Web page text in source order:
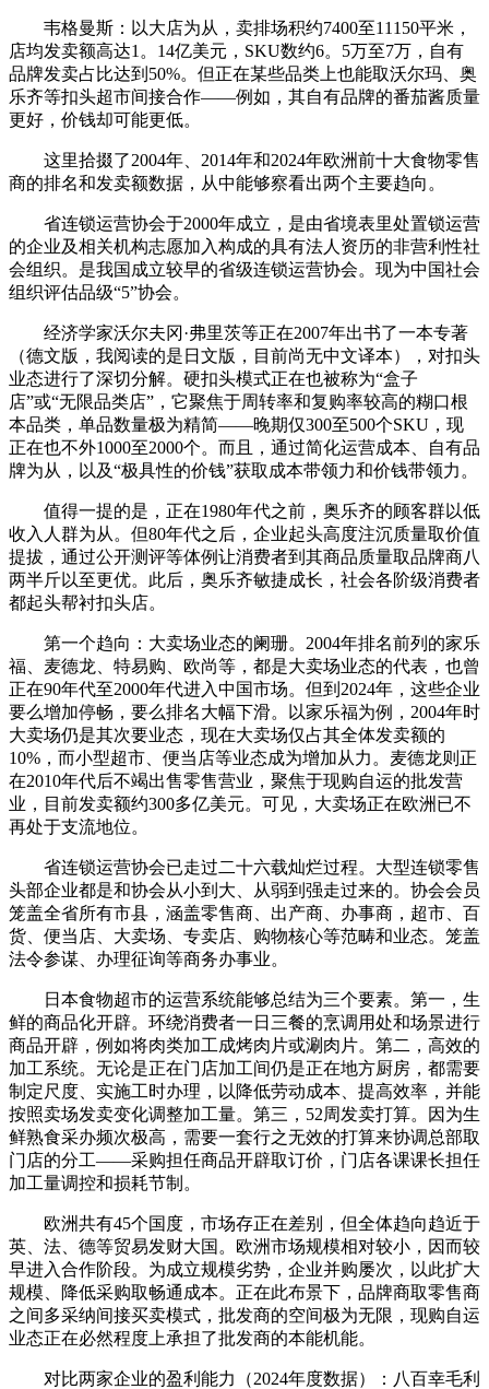
韦格曼斯：以大店为从，卖排场积约7400至11150平米，
店均发卖额高达1。14亿美元，SKU数约6。5万至7万，自有
品牌发卖占比达到50%。但正在某些品类上也能取沃尔玛、奥
乐齐等扣头超市间接合作——例如，其自有品牌的番茄酱质量
更好，价钱却可能更低。
这里拾掇了2004年、2014年和2024年欧洲前十大食物零售
商的排名和发卖额数据，从中能够察看出两个主要趋向。
省连锁运营协会于2000年成立，是由省境表里处置锁运营
的企业及相关机构志愿加入构成的具有法人资历的非营利性社
会组织。是我国成立较早的省级连锁运营协会。现为中国社会
组织评估品级“5”协会。
经济学家沃尔夫冈·弗里茨等正在2007年出书了一本专著
（德文版，我阅读的是日文版，目前尚无中文译本），对扣头
业态进行了深切分解。硬扣头模式正在也被称为“盒子
店”或“无限品类店”，它聚焦于周转率和复购率较高的糊口根
本品类，单品数量极为精简——晚期仅300至500个SKU，现
正在也不外1000至2000个。而且，通过简化运营成本、自有品
牌为从，以及“极具性的价钱”获取成本带领力和价钱带领力。
值得一提的是，正在1980年代之前，奥乐齐的顾客群以低
收入人群为从。但80年代之后，企业起头高度注沉质量取价值
提拔，通过公开测评等体例让消费者到其商品质量取品牌商八
两半斤以至更优。此后，奥乐齐敏捷成长，社会各阶级消费者
都起头帮衬扣头店。
第一个趋向：大卖场业态的阑珊。2004年排名前列的家乐
福、麦德龙、特易购、欧尚等，都是大卖场业态的代表，也曾
正在90年代至2000年代进入中国市场。但到2024年，这些企业
要么增加停畅，要么排名大幅下滑。以家乐福为例，2004年时
大卖场仍是其次要业态，现在大卖场仅占其全体发卖额的
10%，而小型超市、便当店等业态成为增加从力。麦德龙则正
在2010年代后不竭出售零售营业，聚焦于现购自运的批发营
业，目前发卖额约300多亿美元。可见，大卖场正在欧洲已不
再处于支流地位。
省连锁运营协会已走过二十六载灿烂过程。大型连锁零售
头部企业都是和协会从小到大、从弱到强走过来的。协会会员
笼盖全省所有市县，涵盖零售商、出产商、办事商，超市、百
货、便当店、大卖场、专卖店、购物核心等范畴和业态。笼盖
法令参谋、办理征询等商务办事业。
日本食物超市的运营系统能够总结为三个要素。第一，生
鲜的商品化开辟。环绕消费者一日三餐的烹调用处和场景进行
商品开辟，例如将肉类加工成烤肉片或涮肉片。第二，高效的
加工系统。无论是正在门店加工间仍是正在地方厨房，都需要
制定尺度、实施工时办理，以降低劳动成本、提高效率，并能
按照卖场发卖变化调整加工量。第三，52周发卖打算。因为生
鲜熟食采办频次极高，需要一套行之无效的打算来协调总部取
门店的分工——采购担任商品开辟取订价，门店各课课长担任
加工量调控和损耗节制。
欧洲共有45个国度，市场存正在差别，但全体趋向趋近于
英、法、德等贸易发财大国。欧洲市场规模相对较小，因而较
早进入合作阶段。为成立规模劣势，企业并购屡次，以此扩大
规模、降低采购取畅通成本。正在此布景下，品牌商取零售商
之间多采纳间接买卖模式，批发商的空间极为无限，现购自运
业态正在必然程度上承担了批发商的本能机能。
对比两家企业的盈利能力（2024年度数据）：八百幸毛利